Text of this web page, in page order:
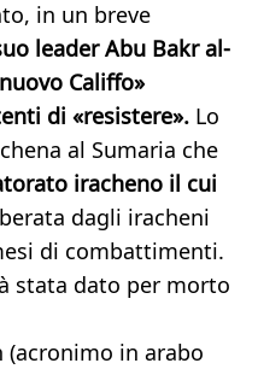
in un breve
leader Abu Bakr al-
Califfo»
di «resistere». Lo
al Sumaria che
iracheno il cui
dagli iracheni
di combattimenti.
stata dato per morto
(acronimo in arabo